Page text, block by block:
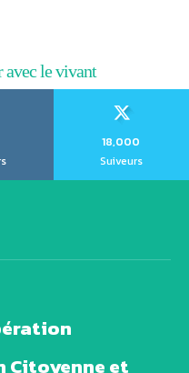
avec le vivant
18,000
Suiveurs
Citoyenne et